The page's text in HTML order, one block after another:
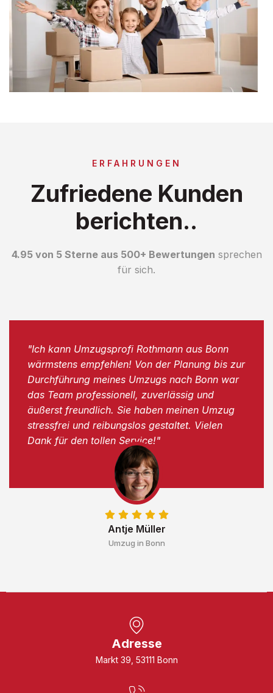
ERFAHRUNGEN
Zufriedene Kunden
berichten..
4.95 von 5 Sterne aus 500+ Bewertungen sprechen
für sich.
Antje Müller
Umzug in Bonn
"Ich kann Umzugsprofi Rothmann aus Bonn
wärmstens empfehlen! Von der Planung bis zur
Durchführung meines Umzugs nach Bonn war
das Team professionell, zuverlässig und
äußerst freundlich. Sie haben meinen Umzug
stressfrei und reibungslos gestaltet. Vielen
Dank für den tollen Service!"
Adresse
Markt 39, 53111 Bonn